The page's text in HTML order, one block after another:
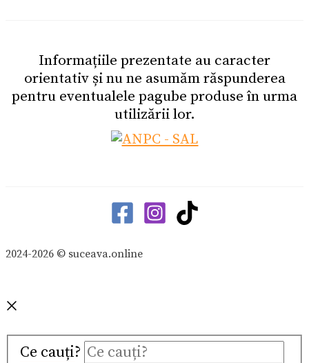
Informațiile prezentate au caracter
orientativ și nu ne asumăm răspunderea
pentru eventualele pagube produse în urma
utilizării lor.
2024-2026 © suceava.online
Ce cauți?